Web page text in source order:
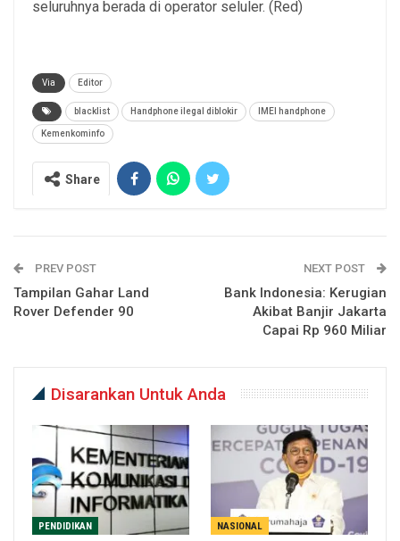
seluruhnya berada di operator seluler. (Red)
Via Editor
blacklist Handphone ilegal diblokir IMEI handphone
Kemenkominfo
Share
PREV POST
Tampilan Gahar Land
Rover Defender 90
NEXT POST
Bank Indonesia: Kerugian
Akibat Banjir Jakarta
Capai Rp 960 Miliar
Disarankan Untuk Anda
PENDIDIKAN NASIONAL